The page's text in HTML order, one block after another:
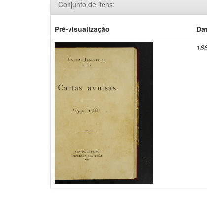
Conjunto de itens:
Pré-visualização